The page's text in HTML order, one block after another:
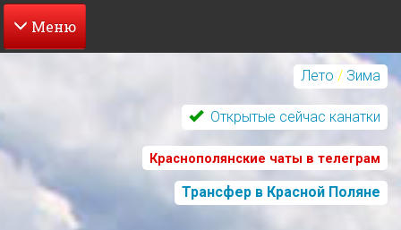
Перейти
содержанию
Лето / Зима
Открытые сейчас канатки
Краснополянские чаты в телеграм
Трансфер в Красной Поляне